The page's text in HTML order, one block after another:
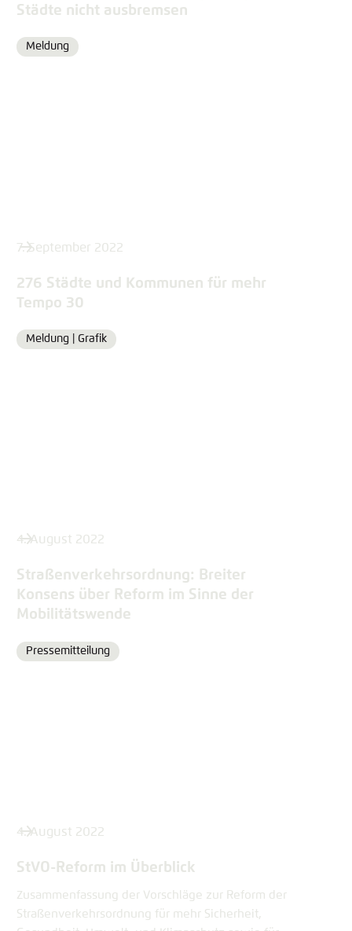
Städte nicht ausbremsen
Format
Meldung
7. September 2022
276 Städte und Kommunen für mehr
Tempo 30
Format
Meldung | Grafik
4. August 2022
Straßenverkehrsordnung: Breiter
Konsens über Reform im Sinne der
Mobilitätswende
Format
Pressemitteilung
4. August 2022
StVO-Reform im Überblick
Zusammenfassung der Vorschläge zur Reform der
Straßenverkehrsordnung für mehr Sicherheit,